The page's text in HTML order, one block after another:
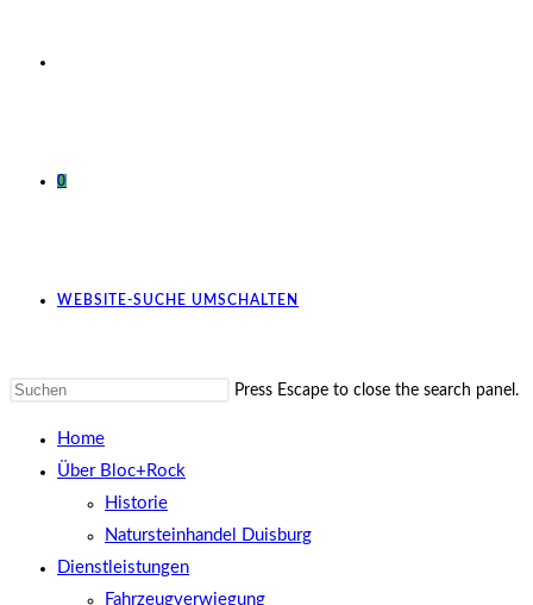
0
WEBSITE-SUCHE UMSCHALTEN
Press Escape to close the search panel.
Home
Über Bloc+Rock
Historie
Natursteinhandel Duisburg
Dienstleistungen
Fahrzeugverwiegung